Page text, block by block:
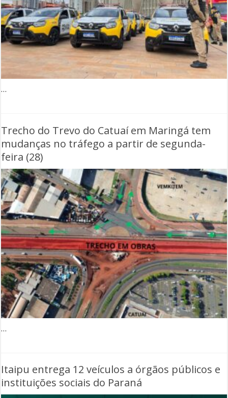
…
Trecho do Trevo do Catuaí em Maringá tem
mudanças no tráfego a partir de segunda-
feira (28)
…
Itaipu entrega 12 veículos a órgãos públicos e
instituições sociais do Paraná